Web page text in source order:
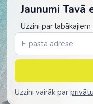
Jaunumi Tavā
Uzzini par
Uzzini vairāk par